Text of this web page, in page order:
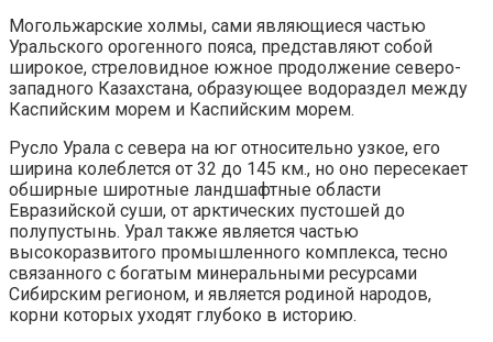
Могольжарские холмы, сами являющиеся частью
Уральского орогенного пояса, представляют собой
широкое, стреловидное южное продолжение северо-
западного Казахстана, образующее водораздел между
Каспийским морем и Каспийским морем.
Русло Урала с севера на юг относительно узкое, его
ширина колеблется от 32 до 145 км., но оно пересекает
обширные широтные ландшафтные области
Евразийской суши, от арктических пустошей до
полупустынь. Урал также является частью
высокоразвитого промышленного комплекса, тесно
связанного с богатым минеральными ресурсами
Сибирским регионом, и является родиной народов,
корни которых уходят глубоко в историю.